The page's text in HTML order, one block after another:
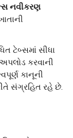
નવીકરણ
ટેબ્સમાં સીધા
કરવાની
કાનૂની
સંગ્રહિત રહે છે.